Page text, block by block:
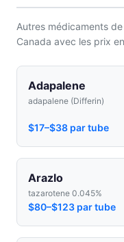
Autres médicaments
Canada avec les prix
Adapalene
adapalene (Differin)
$17–$38 par tube
Arazlo
tazarotene 0.045%
$80–$123 par tube